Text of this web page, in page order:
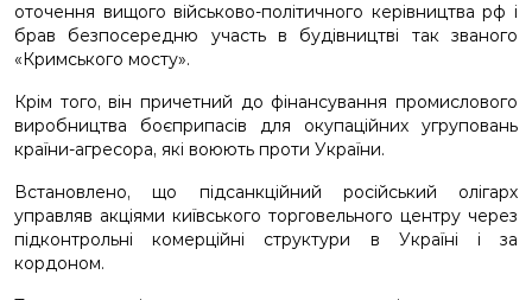
оточення вищого військово-політичного керівництва рф і
брав безпосередню участь в будівництві так званого
«Кримського мосту».
Крім того, він причетний до фінансування промислового
виробництва боєприпасів для окупаційних угруповань
країни-агресора, які воюють проти України.
Встановлено, що підсанкційний російський олігарх
управляв акціями київського торговельного центру через
підконтрольні комерційні структури в Україні і за
кордоном.